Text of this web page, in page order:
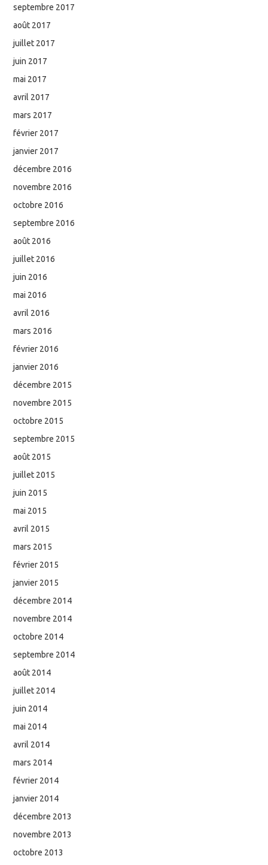
septembre 2017
août 2017
juillet 2017
juin 2017
mai 2017
avril 2017
mars 2017
février 2017
janvier 2017
décembre 2016
novembre 2016
octobre 2016
septembre 2016
août 2016
juillet 2016
juin 2016
mai 2016
avril 2016
mars 2016
février 2016
janvier 2016
décembre 2015
novembre 2015
octobre 2015
septembre 2015
août 2015
juillet 2015
juin 2015
mai 2015
avril 2015
mars 2015
février 2015
janvier 2015
décembre 2014
novembre 2014
octobre 2014
septembre 2014
août 2014
juillet 2014
juin 2014
mai 2014
avril 2014
mars 2014
février 2014
janvier 2014
décembre 2013
novembre 2013
octobre 2013